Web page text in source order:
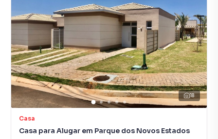
18
Casa
Casa para Alugar em Parque dos Novos Estados